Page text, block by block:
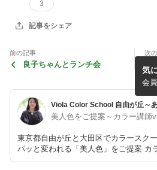
3
記事をシェア
前の記事
良子ちゃんとランチ会
次
色
と
美人色をご提案～カラー講師
東京都自由が丘と大田区でカラースク
パッと変われる「美人色」をご提案 カ
気
会